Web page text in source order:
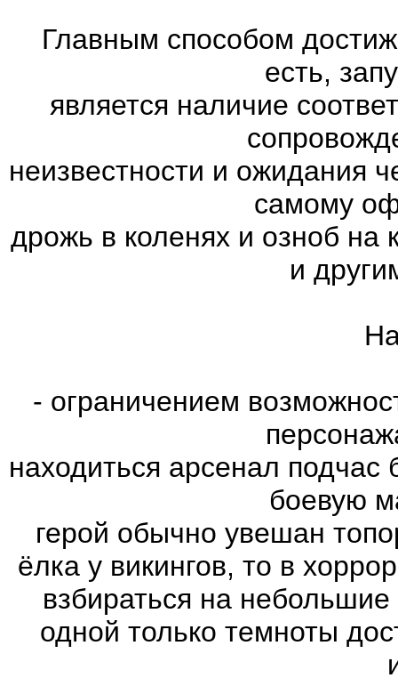
Главным способом
есть,
является наличие
неизвестности и ожидания
самому
дрожь в коленях и озноб на
и
- ограничением
находиться арсенал
боевую
герой обычно увешан
ёлка у викингов, то в
взбираться на
одной только темноты